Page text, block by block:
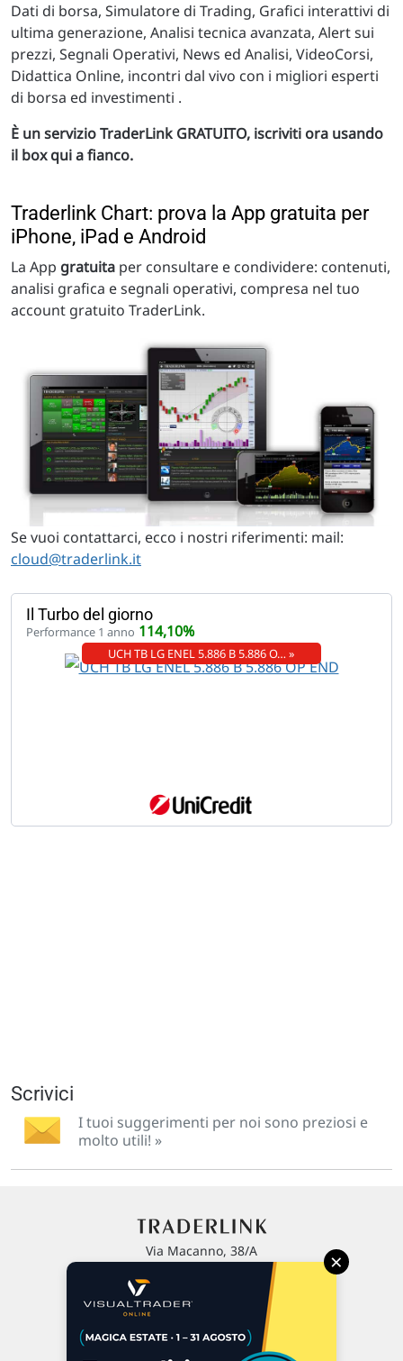
Dati di borsa, Simulatore di Trading, Grafici interattivi di
ultima generazione, Analisi tecnica avanzata, Alert sui
prezzi, Segnali Operativi, News ed Analisi, VideoCorsi,
Didattica Online, incontri dal vivo con i migliori esperti
di borsa ed investimenti .
È un servizio TraderLink GRATUITO, iscriviti ora usando
il box qui a fianco.
Traderlink Chart: prova la App gratuita per
iPhone, iPad e Android
La App gratuita per consultare e condividere: contenuti,
analisi grafica e segnali operativi, compresa nel tuo
account gratuito TraderLink.
Se vuoi contattarci, ecco i nostri riferimenti: mail:
cloud@traderlink.it
Il Turbo del giorno
Performance 1 anno 114,10%
UCH TB LG ENEL 5.886 B 5.886 O… »
Scrivici
I tuoi suggerimenti per noi sono preziosi e
molto utili! »
Via Macanno, 38/A
P.IVA 02 452 460 401
Chi siamo
×